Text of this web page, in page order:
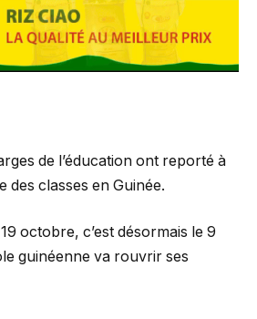
de l’éducation ont reporté à
des classes en Guinée.
octobre, c’est désormais le 9
guinéenne va rouvrir ses